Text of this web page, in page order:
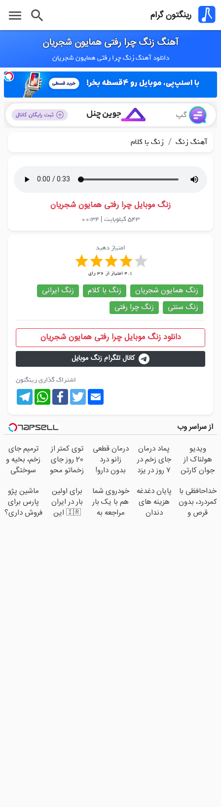
رینگتون گرام search
menu
آهنگ زنگ چرا رفتی همایون شجریان
دانلود آهنگ زنگ چرا رفتی همایون شجریان
آهنگ زنگ / زنگ با کلام
زنگ موبایل چرا رفتی همایون شجریان
543 کیلوبایت |
00:34
امتیاز دهید
4.1 امتیاز از 36رای
زنگ همایون شجریان زنگ با کلام
زنگ ایرانی
زنگ سنتی
زنگ چرا رفتی
دانلود زنگ موبایل چرا رفتی همایون شجریان
کانال تلگرام زنگ موبایل
اشتراک گذاری رینگتون
Telegram
WhatsAppFacebookTwitterEmail
از سراسر وب
ویدیو
هولناک از
جوان کارتن
میلیاردر شد.
آموزش
رایگان
پماد درمان
جای زخم در
۷ روز در یزد
(مشاوره
بگیرید)
درمان قطعی
زانو درد
بدون دارو!
پرسش‌نامه
رو پر کن))
توی کمتر از
20 روز جای
زخماتو محو
ضمانت)
ترمیم جای
زخم، بخیه و
سوختگی
هفته!!😍
خداحافظی با
کمردرد، بدون
قرص و
پایان دغدغه
هزینه های
دندان
خودروی شما
هم با یک بار
مراجعه به
برای اولین
بار در ایران
🇮🇷 این
ماشین پژو
پارس برای
فروش داری؟